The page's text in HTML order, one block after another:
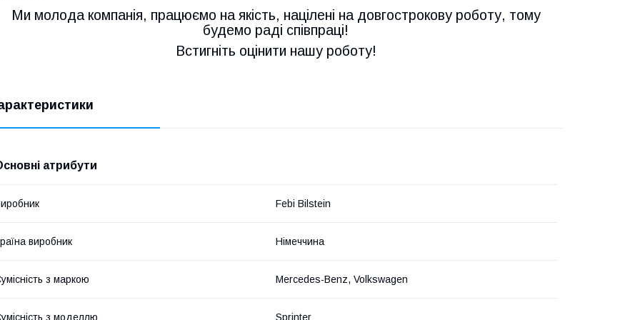
Ми молода компанія, працюємо на якість, націлені на довгострокову роботу, тому
будемо раді співпраці!
Встигніть оцінити нашу роботу!
атрибути
Febi Bilstein
виробник Німеччина
з маркою Mercedes-Benz, Volkswagen
з моделлю Sprinter